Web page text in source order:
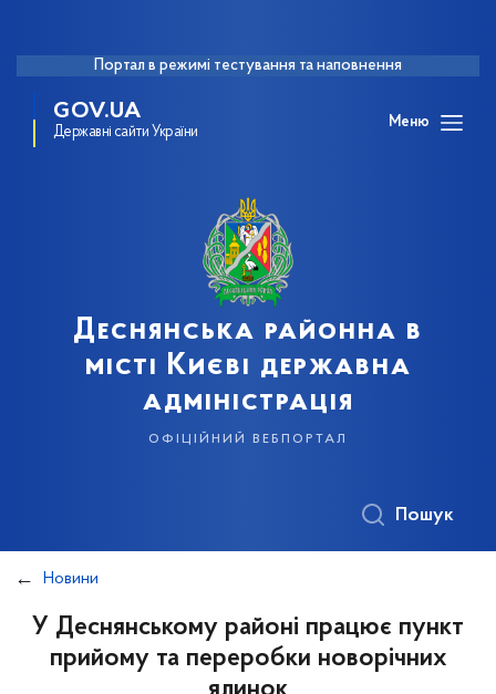
Портал в режимі тестування та наповнення
GOV.UA
Державні сайти України
Меню
Деснянська районна в
місті Києві державна
адміністрація
офіційний вебпортал
Пошук
Новини
У Деснянському районі працює пункт
прийому та переробки новорічних